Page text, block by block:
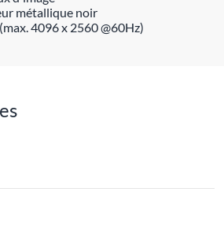
métallique noir
4096 x 2560 @60Hz)